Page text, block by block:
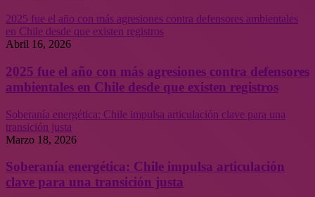
2025 fue el año con más agresiones contra defensores ambientales
en Chile desde que existen registros
Abril 16, 2026
2025 fue el año con más agresiones contra defensores
ambientales en Chile desde que existen registros
Soberanía energética: Chile impulsa articulación clave para una
transición justa
Marzo 18, 2026
Soberanía energética: Chile impulsa articulación
clave para una transición justa